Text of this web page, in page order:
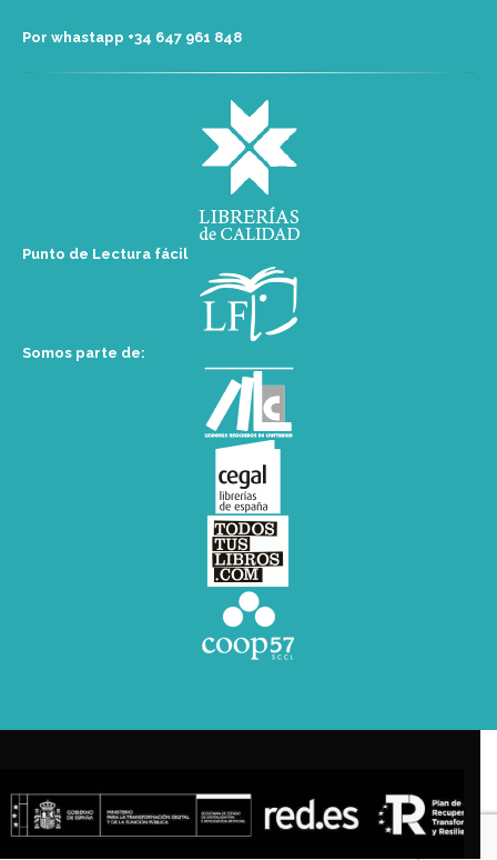
Por whastapp +34 ‭647 961 848‬
Punto de Lectura fácil
Somos parte de: